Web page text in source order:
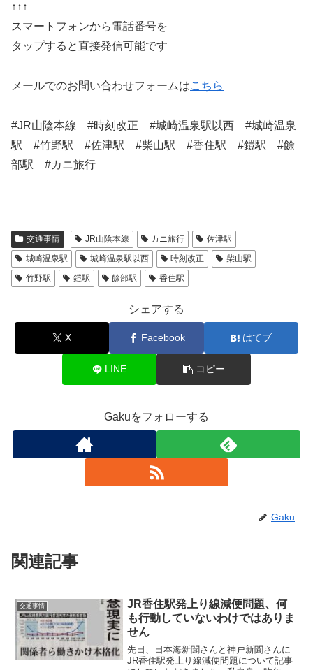
↑↑↑
スマートフォンから電話番号を
タップすると直接発信可能です
メールでのお問い合わせフォームはこちら
#JR山陰本線 #時刻改正 #城崎温泉駅以西 #城崎温泉
駅 #竹野駅 #佐津駅 #柴山駅 #香住駅 #鎧駅 #餘
部駅 #カニ旅行
交通事情 JR山陰本線 カニ旅行
佐津駅
城崎温泉駅
城崎温泉駅以西 時刻改正
柴山駅
竹野駅
鎧駅 餘部駅 香住駅
シェアする
X Facebook はてブ
LINE コピー
Gakuをフォローする
Gaku
関連記事
交通事情
JR香住駅発上り線減便問題、何
も行動していないわけではありま
せん
先日、日本海新聞さんと神戸新聞さんに
JR香住駅発上り線減便問題について記事